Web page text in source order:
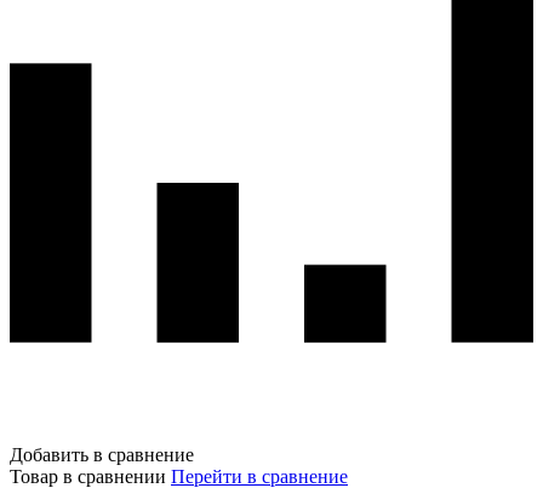
Добавить в сравнение
Товар в сравнении Перейти в сравнение